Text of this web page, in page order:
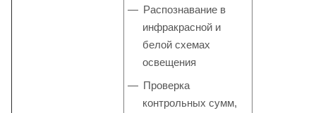
Распознавание в
инфракрасной и
белой схемах
освещения
Проверка
контрольных сумм,